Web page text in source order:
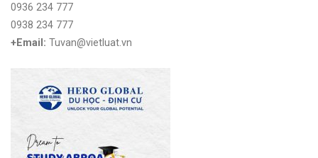
0936 234 777
0938 234 777
+Email: Tuvan@vietluat.vn